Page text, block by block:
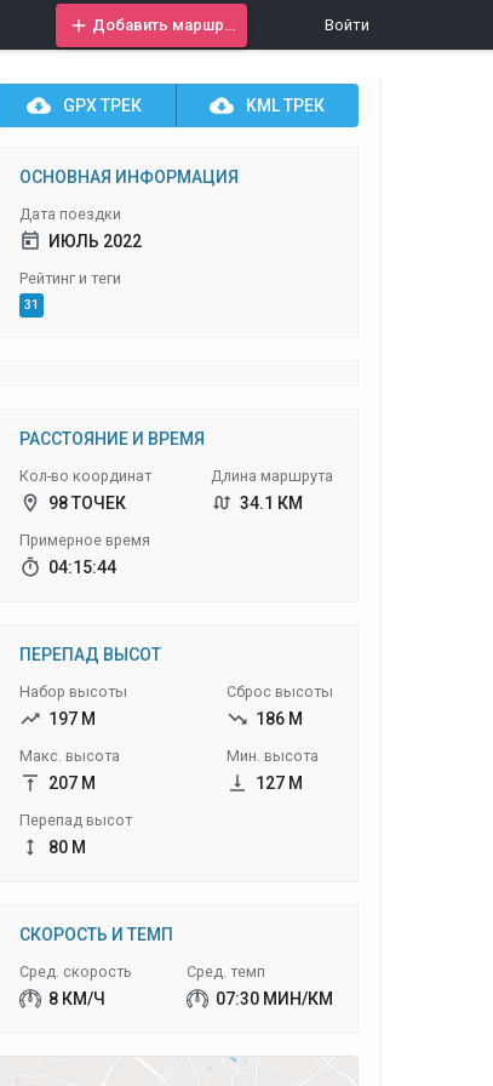
Войти
GPXТРЕК KMLТРЕК
ОСНОВНАЯ ИНФОРМАЦИЯ
Дата поездки
ИЮЛЬ 2022
Рейтинг и теги
31
РАССТОЯНИЕ И ВРЕМЯ
Кол-во координат
98 ТОЧЕК
Примерное время
04:15:44
Длина маршрута
34.1 КМ
ПЕРЕПАД ВЫСОТ
Набор высоты
197 М
Макс. высота
207 М
Перепад высот
80 М
Сброс высоты
186 М
Мин. высота
127 М
СКОРОСТЬ И ТЕМП
Сред. скорость
8 КМ/Ч
Сред. темп
07:30 МИН/КМ